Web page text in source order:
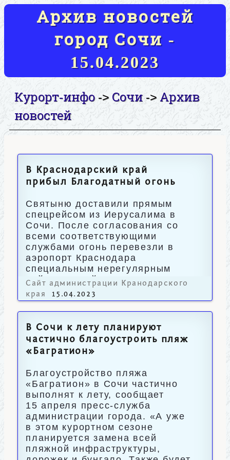
Архив новостей
город Сочи -
15.04.2023
Курорт-инфо-> Сочи->Архив
новостей
В Краснодарский край
прибыл Благодатный огонь
Святыню доставили прямым
спецрейсом из Иерусалима в
Сочи. После согласования со
всеми соответствующими
службами огонь перевезли в
аэропорт Краснодара
специальным нерегулярным
рейсом малой авиации.
Сайт администрации Кранодарского
края
15.04.2023
В Сочи к лету планируют
частично благоустроить пляж
«Багратион»
Благоустройство пляжа
«Багратион» в Сочи частично
выполнят к лету, сообщает
15 апреля пресс-служба
администрации города. «А уже
в этом курортном сезоне
планируется замена всей
пляжной инфраструктуры,